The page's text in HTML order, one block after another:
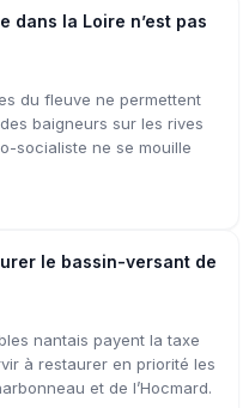
dans la Loire n’est pas
du fleuve ne permettent
baigneurs sur les rives
socialiste ne se mouille
le bassin-versant de
nantais payent la taxe
à restaurer en priorité les
et de l’Hocmard.